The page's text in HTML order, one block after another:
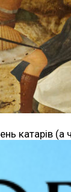
катарів